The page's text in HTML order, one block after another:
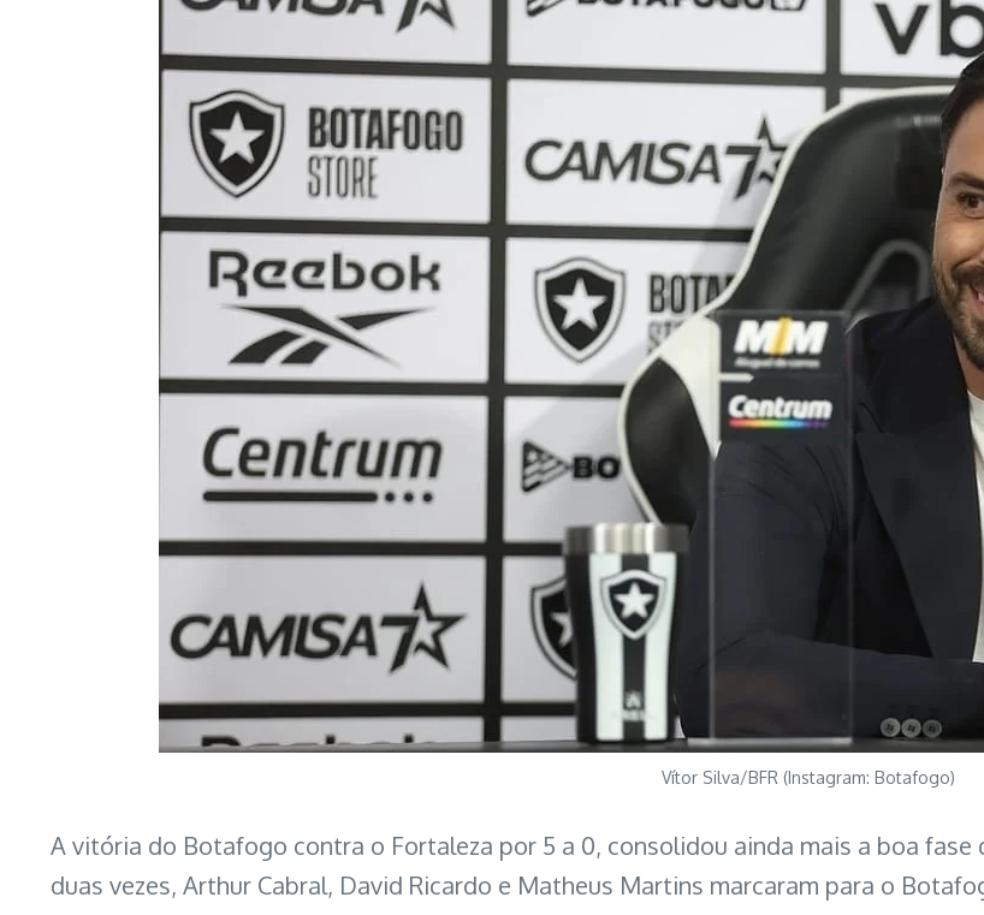
Vítor Silva/BFR (Instagram: Botafogo)
A vitória do Botafogo contra o Fortaleza por 5 a 0, consolidou ainda mais a boa
duas vezes, Arthur Cabral, David Ricardo e Matheus Martins marcaram para o